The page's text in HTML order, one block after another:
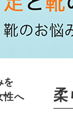
を
性へ
柔